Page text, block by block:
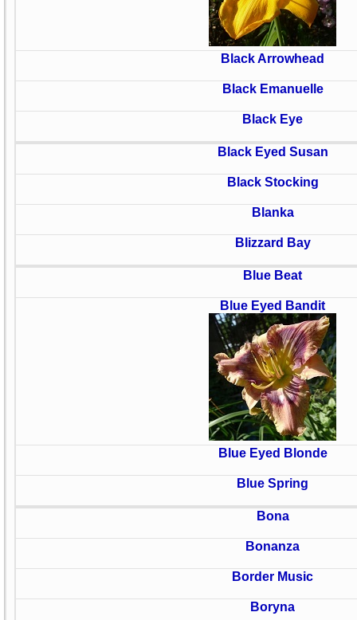
Black Arrowhead
Black Emanuelle
Black Eye
Black Eyed Susan
Black Stocking
Blanka
Blizzard Bay
Blue Beat
Blue Eyed Bandit
Blue Eyed Blonde
Blue Spring
Bona
Bonanza
Border Music
Boryna